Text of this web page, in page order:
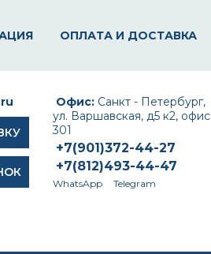
ОПЛАТА И ДОСТАВКА
Офис: Санкт - Петербург,
ул. Варшавская, д5 к2, офис
301
+7(901)372-44-27
+7(812)493-44-47
WhatsApp Telegram